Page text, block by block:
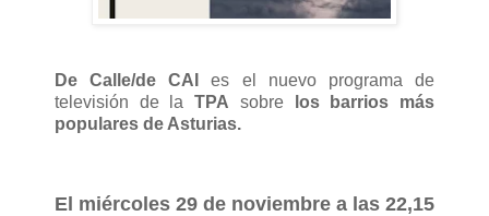
De Calle/de CAI
es el nuevo programa de
televisión de laTPA sobre
los barrios más
populares de Asturias.
El miércoles 29 de noviembre a las 22,15